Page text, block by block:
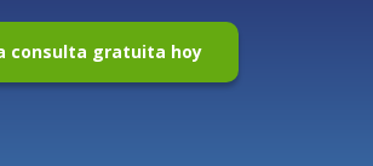
consulta gratuita hoy